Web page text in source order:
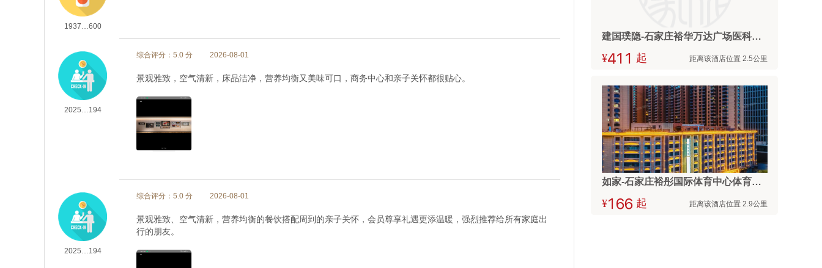
1937…600
2025…194
综合评分：5.0 分 2026-08-01
景观雅致，空气清新，床品洁净，营养均衡又美味可口，商务中心和亲子关怀都很贴心。
2025…194
综合评分：5.0 分 2026-08-01
景观雅致、空气清新，营养均衡的餐饮搭配周到的亲子关怀，会员尊享礼遇更添温暖，强烈推荐给所有家庭出
行的朋友。
建国璞隐-石家庄裕华万达广场医科大学店
¥  起 距离该酒店位置 2.5公里
如家-石家庄裕彤国际体育中心体育大街医科大学店
¥  起 距离该酒店位置 2.9公里